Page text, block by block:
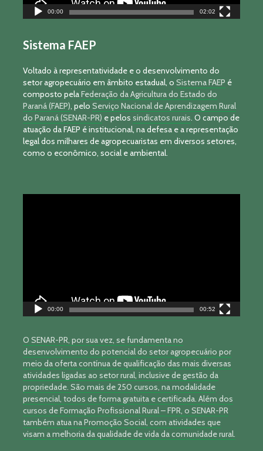
00:00 02:02
Sistema FAEP
Voltado à representatividade e o desenvolvimento do
setor agropecuário em âmbito estadual, o Sistema FAEP é
composto pelaFederação da Agricultura do Estado do
Paraná (FAEP), pelo Serviço Nacional de Aprendizagem Rural
do Paraná (SENAR-PR) e pelos sindicatos rurais. O campo de
atuação da FAEP é institucional, na defesa e a representação
legal dos milhares de agropecuaristas em diversos setores,
como o econômico, social e ambiental.
00:00 00:52
O SENAR-PR, por sua vez, se fundamenta no
desenvolvimento do potencial do setor agropecuário por
meio da oferta contínua de qualificação das mais diversas
atividades ligadas ao setor rural, inclusive de gestão da
propriedade. São mais de 250 cursos, na modalidade
presencial, todos de forma gratuita e certificada. Além dos
cursos de Formação Profissional Rural – FPR, o SENAR-PR
também atua na Promoção Social, com atividades que
visam a melhoria da qualidade de vida da comunidade rural.